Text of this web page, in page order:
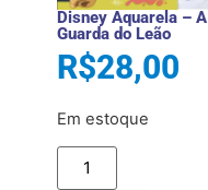
Disney Aquarela – A
Guarda do Leão
R$28,00
Em estoque